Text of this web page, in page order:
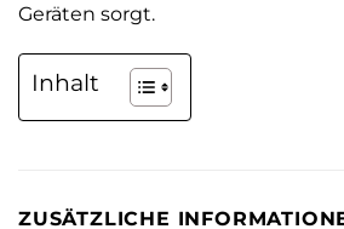
Geräten sorgt.
Inhalt
ZUSÄTZLICHE